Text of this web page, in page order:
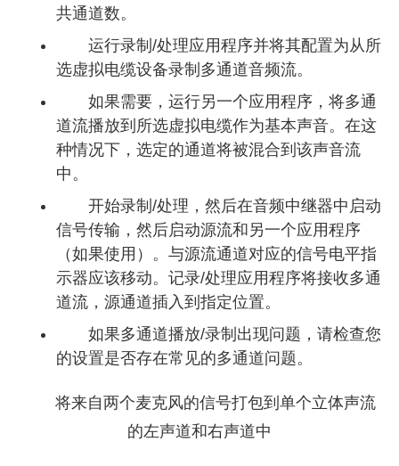
共通道数。
运行录制/处理应用程序并将其配置为从所
选虚拟电缆设备录制多通道音频流。
如果需要，运行另一个应用程序，将多通
道流播放到所选虚拟电缆作为基本声音。在这
种情况下，选定的通道将被混合到该声音流
中。
开始录制/处理，然后在音频中继器中启动
信号传输，然后启动源流和另一个应用程序
（如果使用）。与源流通道对应的信号电平指
示器应该移动。记录/处理应用程序将接收多通
道流，源通道插入到指定位置。
如果多通道播放/录制出现问题，请检查您
的设置是否存在常见的多通道问题。
将来自两个麦克风的信号打包到单个立体声流
的左声道和右声道中